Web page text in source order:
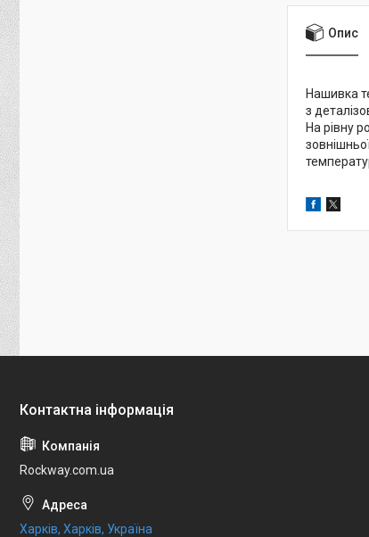
Опис
Нашивка
з
На рівну
Rockway.com.ua
Харків, Харків, Україна